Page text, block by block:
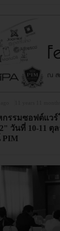
รรมซอฟต์แวร์
วันที่ 10-11 ตุ